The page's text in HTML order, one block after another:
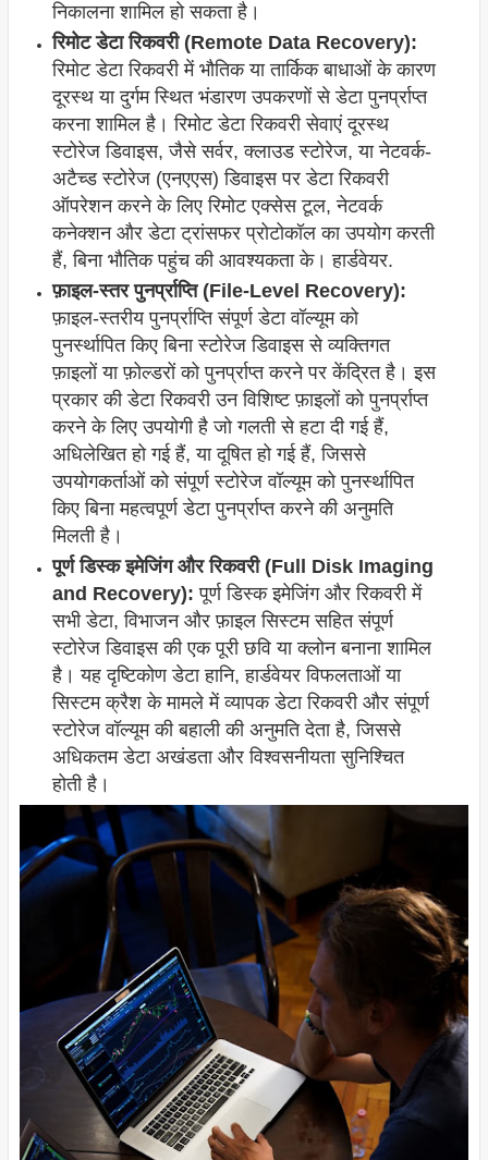
निकालना शामिल हो सकता है।
रिमोट डेटा रिकवरी (Remote Data Recovery):
रिमोट डेटा रिकवरी में भौतिक या तार्किक बाधाओं के कारण
दूरस्थ या दुर्गम स्थित भंडारण उपकरणों से डेटा पुनर्प्राप्त
करना शामिल है। रिमोट डेटा रिकवरी सेवाएं दूरस्थ
स्टोरेज डिवाइस, जैसे सर्वर, क्लाउड स्टोरेज, या नेटवर्क-
अटैच्ड स्टोरेज (एनएएस) डिवाइस पर डेटा रिकवरी
ऑपरेशन करने के लिए रिमोट एक्सेस टूल, नेटवर्क
कनेक्शन और डेटा ट्रांसफर प्रोटोकॉल का उपयोग करती
हैं, बिना भौतिक पहुंच की आवश्यकता के। हार्डवेयर.
फ़ाइल-स्तर पुनर्प्राप्ति (File-Level Recovery):
फ़ाइल-स्तरीय पुनर्प्राप्ति संपूर्ण डेटा वॉल्यूम को
पुनर्स्थापित किए बिना स्टोरेज डिवाइस से व्यक्तिगत
फ़ाइलों या फ़ोल्डरों को पुनर्प्राप्त करने पर केंद्रित है। इस
प्रकार की डेटा रिकवरी उन विशिष्ट फ़ाइलों को पुनर्प्राप्त
करने के लिए उपयोगी है जो गलती से हटा दी गई हैं,
अधिलेखित हो गई हैं, या दूषित हो गई हैं, जिससे
उपयोगकर्ताओं को संपूर्ण स्टोरेज वॉल्यूम को पुनर्स्थापित
किए बिना महत्वपूर्ण डेटा पुनर्प्राप्त करने की अनुमति
मिलती है।
पूर्ण डिस्क इमेजिंग और रिकवरी (Full Disk Imaging
and Recovery): पूर्ण डिस्क इमेजिंग और रिकवरी में
सभी डेटा, विभाजन और फ़ाइल सिस्टम सहित संपूर्ण
स्टोरेज डिवाइस की एक पूरी छवि या क्लोन बनाना शामिल
है। यह दृष्टिकोण डेटा हानि, हार्डवेयर विफलताओं या
सिस्टम क्रैश के मामले में व्यापक डेटा रिकवरी और संपूर्ण
स्टोरेज वॉल्यूम की बहाली की अनुमति देता है, जिससे
अधिकतम डेटा अखंडता और विश्वसनीयता सुनिश्चित
होती है।